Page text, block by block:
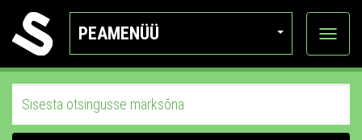
PEAMENÜÜ
Ava